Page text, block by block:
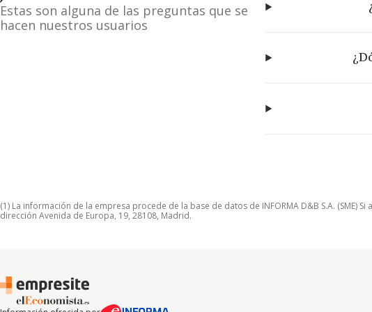
Estas son alguna de las preguntas que se
hacen nuestros usuarios
(1) La información de la empresa procede de la base de datos de INFORMA D&B S.A.
dirección Avenida de Europa, 19, 28108, Madrid.